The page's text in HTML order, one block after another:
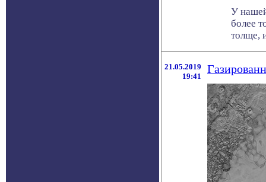
У
более
толще,
21.05.2019
19:41